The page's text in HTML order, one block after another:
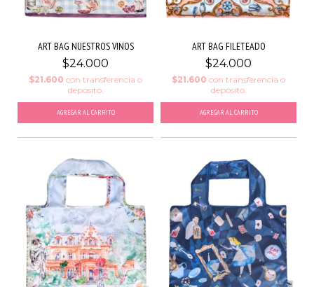
ART BAG NUESTROS VINOS
$24.000
$21.600 con transferencia o
depósito.
ART BAG FILETEADO
$24.000
$21.600 con transferencia o
depósito.